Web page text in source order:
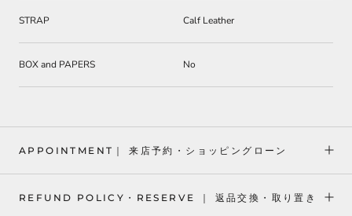
STRAP Calf Leather
BOX and PAPERS No
APPOINTMENT｜ 来店予約・ショッピングローン
REFUND POLICY・RESERVE ｜ 返品交換・取り置き